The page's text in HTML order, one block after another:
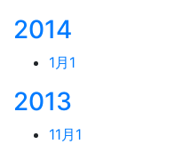
2014
1月 1
2013
11月 1